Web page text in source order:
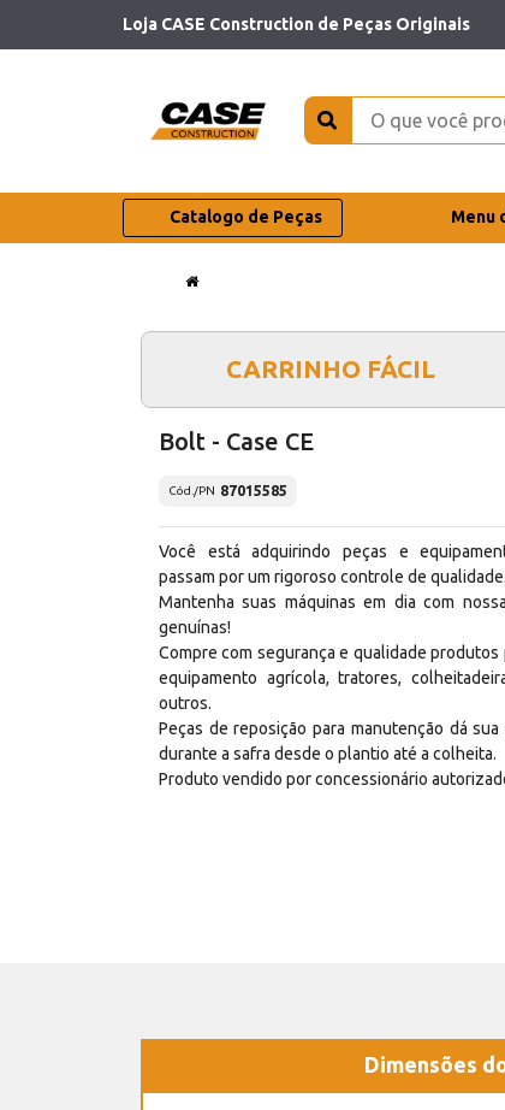
Loja CASE Construction de Peças Originais
Catalogo de Peças Menu
CARRINHO FÁCIL
Bolt - Case CE
Cód./PN 87015585
Você está adquirindo peças e
passam por um rigoroso controle de qualidade.
Mantenha suas máquinas em dia com
genuínas!
Compre com segurança e qualidade produtos
equipamento agrícola, tratores,
outros.
Peças de reposição para manutenção dá sua
durante a safra desde o plantio até a colheita.
Produto vendido por concessionário
Dimensões